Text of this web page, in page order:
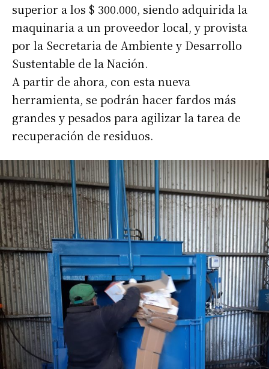
superior a los $ 300.000, siendo adquirida la
maquinaria a un proveedor local, y provista
por la Secretaria de Ambiente y Desarrollo
Sustentable de la Nación.
A partir de ahora, con esta nueva
herramienta, se podrán hacer fardos más
grandes y pesados para agilizar la tarea de
recuperación de residuos.